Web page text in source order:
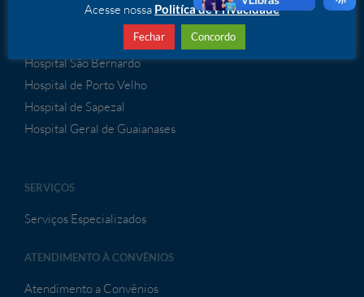
Hospital de Itaquaquecetuba
Hospital Cidade Tiradentes
Hospital São Bernardo
Hospital de Porto Velho
Hospital de Sapezal
Hospital Geral de Guaianases
SERVIÇOS
Serviços Especializados
ATENDIMENTO À CONVÊNIOS
Atendimento a Convênios
Acesse nossa Politíca de Privacidade
Fechar Concordo